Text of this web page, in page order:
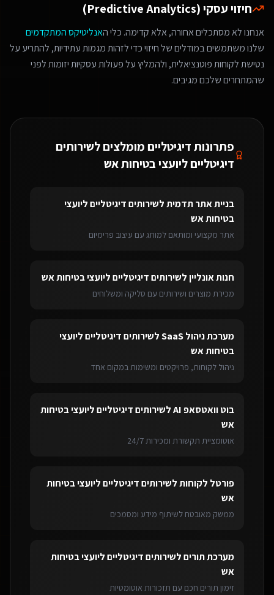
חיזוי עסקי (Predictive Analytics)
אנחנו לא מסתכלים אחורה, אלא קדימה. כלי האנליטיקס המתקדמים
שלנו משתמשים במודלים של חיזוי כדי לזהות מגמות עתידיות, להתריע על
נטישת לקוחות פוטנציאלית, ולהמליץ על פעולות עסקיות יזומות לפני
שהמתחרים שלכם מגיבים.
פתרונות דיגיטליים מומלצים לשירותים
דיגיטליים ליועצי בטיחות אש
בניית אתר תדמיתלשירותים דיגיטליים ליועצי
בטיחות אש
אתר מקצועי ומותאם למותג עם עיצוב פרימיום
חנות אונלייןלשירותים דיגיטליים ליועצי בטיחות אש
מכירת מוצרים ושירותים עם סליקה ומשלוחים
מערכת ניהול SaaS לשירותים דיגיטליים ליועצי
בטיחות אש
ניהול לקוחות, פרויקטים ומשימות במקום אחד
בוט וואטסאפ AI לשירותים דיגיטליים ליועצי בטיחות
אש
אוטומציית תקשורת ומכירות 24/7
פורטל לקוחותלשירותים דיגיטליים ליועצי בטיחות
אש
ממשק מאובטח לשיתוף מידע ומסמכים
מערכת תוריםלשירותים דיגיטליים ליועצי בטיחות
אש
זימון תורים חכם עם תזכורות אוטומטיות